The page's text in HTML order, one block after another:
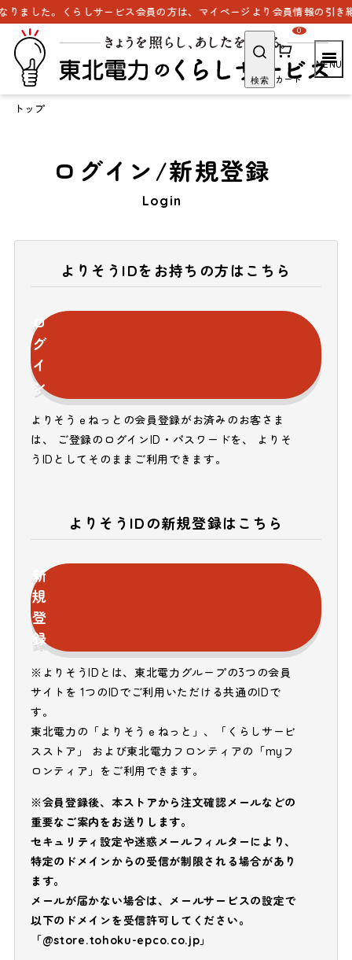
ました。くらしサービス会員の方は、マイページより会員情報の引き継
検索 カート
0
トップ
ログイン/新規登録
Login
よりそうIDをお持ちの方はこちら
ロ
グ
イ
ン
よりそうｅねっとの会員登録がお済みのお客さま
は、 ご登録のログインID・パスワードを、 よりそ
うIDとしてそのままご利用できます。
よりそうIDの新規登録はこちら
新
規
登
録
※よりそうIDとは、東北電力グループの3つの会員
サイトを 1つのIDでご利用いただける共通のIDで
す。
東北電力の「よりそうｅねっと」、「くらしサービ
スストア」 および東北電力フロンティアの「myフ
ロンティア」をご利用できます。
※会員登録後、本ストアから注文確認メールなどの
重要なご案内をお送りします。
セキュリティ設定や迷惑メールフィルターにより、
特定のドメインからの受信が制限される場合があり
ます。
メールが届かない場合は、メールサービスの設定で
以下のドメインを受信許可してください。
「@store.tohoku-epco.co.jp」